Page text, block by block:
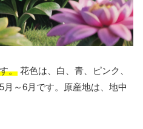
。 花色は、白、青、ピンク、
～6月です。原産地は、地中